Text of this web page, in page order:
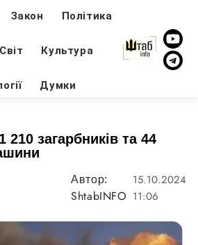
Закон Політика
Світ Культура
Думки
загарбників та 44
Автор:
ShtabINFO
15.10.2024
11:06